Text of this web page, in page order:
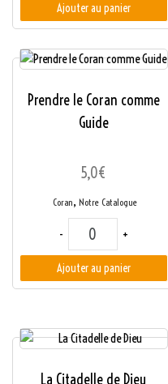
Ajouter au panier
Prendre le Coran comme
Guide
5,0€
Coran, Notre Catalogue
- quantité de
+
Ajouter au panier
La Citadelle de Dieu